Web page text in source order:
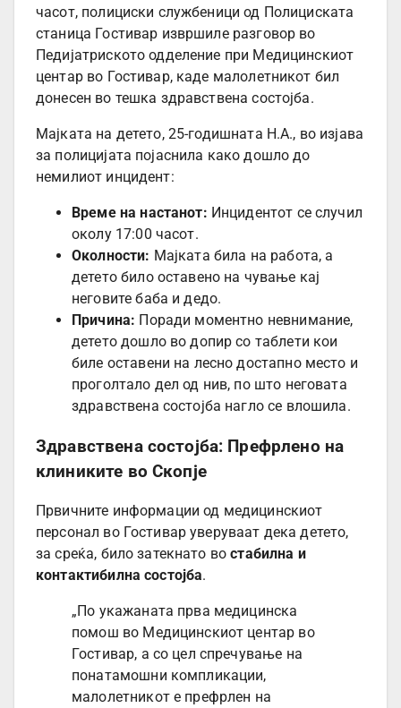
часот, полициски службеници од Полициската
станица Гостивар извршиле разговор во
Педијатриското одделение при Медицинскиот
центар во Гостивар, каде малолетникот бил
донесен во тешка здравствена состојба.
Мајката на детето, 25-годишната Н.А., во изјава
за полицијата појаснила како дошло до
немилиот инцидент:
Време на настанот: Инцидентот се случил
околу 17:00 часот.
Околности: Мајката била на работа, а
детето било оставено на чување кај
неговите баба и дедо.
Причина: Поради моментно невнимание,
детето дошло во допир со таблети кои
биле оставени на лесно достапно место и
проголтало дел од нив, по што неговата
здравствена состојба нагло се влошила.
Здравствена состојба: Префрлено на
клиниките во Скопје
Првичните информации од медицинскиот
персонал во Гостивар уверуваат дека детето,
за среќа, било затекнато востабилна и
контактибилна состојба.
„По укажаната прва медицинска
помош во Медицинскиот центар во
Гостивар, а со цел спречување на
понатамошни компликации,
малолетникот е префрлен на